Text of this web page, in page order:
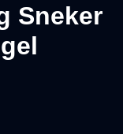
Sneker